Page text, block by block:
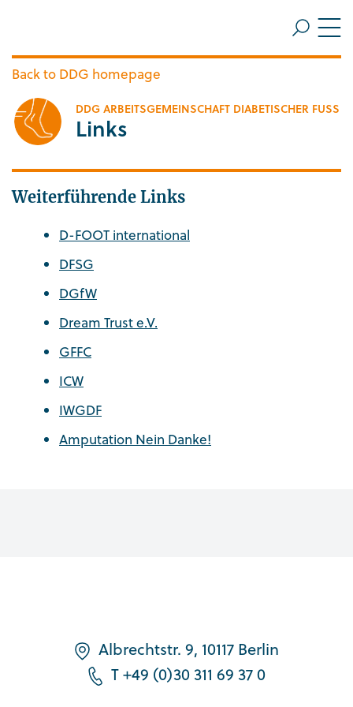
DDG ARBEITSGEMEINSCHAFT DIABETISCHER FUSS
Links
Back to DDG homepage
Weiterführende Links
D-FOOT international
DFSG
DGfW
Dream Trust e.V.
GFFC
ICW
IWGDF
Amputation Nein Danke!
Albrechtstr. 9, 10117 Berlin
T +49 (0)30 311 69 37 0